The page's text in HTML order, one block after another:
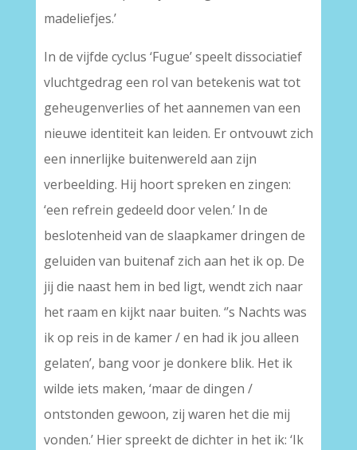
madeliefjes.’
In de vijfde cyclus ‘Fugue’ speelt dissociatief
vluchtgedrag een rol van betekenis wat tot
geheugenverlies of het aannemen van een
nieuwe identiteit kan leiden. Er ontvouwt zich
een innerlijke buitenwereld aan zijn
verbeelding. Hij hoort spreken en zingen:
‘een refrein gedeeld door velen.’ In de
beslotenheid van de slaapkamer dringen de
geluiden van buitenaf zich aan het ik op. De
jij die naast hem in bed ligt, wendt zich naar
het raam en kijkt naar buiten. ‘’s Nachts was
ik op reis in de kamer / en had ik jou alleen
gelaten’, bang voor je donkere blik. Het ik
wilde iets maken, ‘maar de dingen /
ontstonden gewoon, zij waren het die mij
vonden.’ Hier spreekt de dichter in het ik: ‘Ik